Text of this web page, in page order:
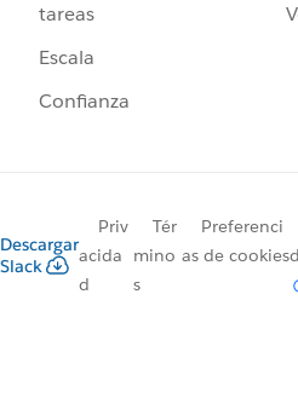
tareas
Escala
Confianza
Descargar
Slack
Priv
acida
d
Tér
mino
s
Preferenci
as de cookies